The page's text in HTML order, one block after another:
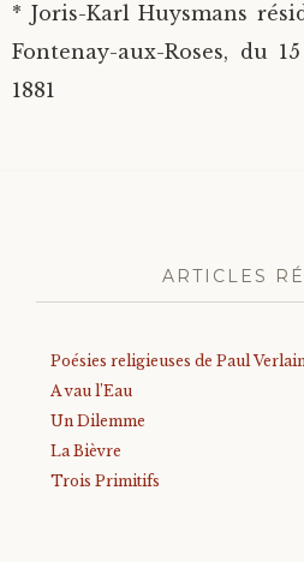
* Joris-Karl Huysmans
Fontenay-aux-Roses, du
1881
ARTICLES
Poésies religieuses de Paul
A vau l’Eau
Un Dilemme
La Bièvre
Trois Primitifs